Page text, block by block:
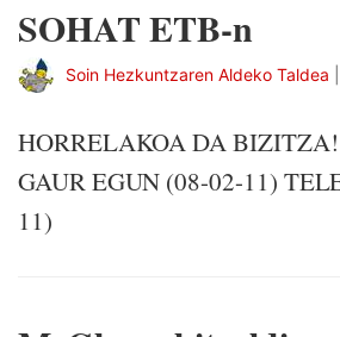
SOHAT ETB-n
Soin Hezkuntzaren Aldeko Taldea
HORRELAKOA DA
GAUR EGUN (08-02-11)
11)